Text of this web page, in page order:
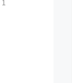
1